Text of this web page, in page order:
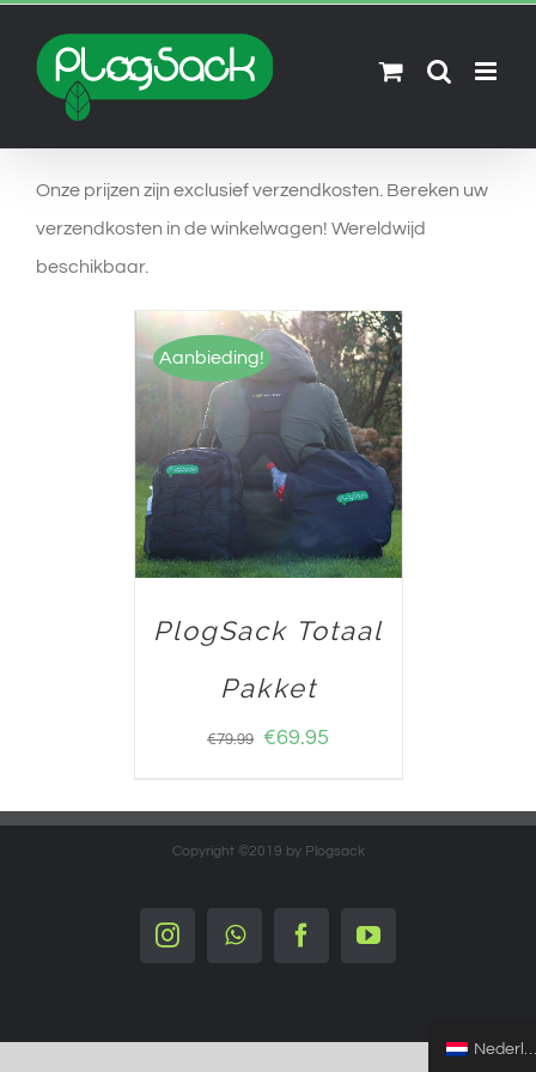
content
Onze prijzen zijn exclusief verzendkosten. Bereken uw
verzendkosten in de winkelwagen! Wereldwijd
beschikbaar.
Aanbieding!
OPTIES SELECTEREN
/
DETAILS
PlogSack Totaal
Pakket
€79.99 €69.95
Copyright ©2019 by Plogsack
InstagramWhatsappFacebookYouTube
Nederlands